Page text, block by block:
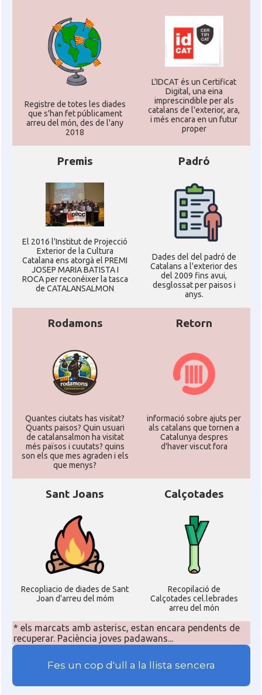
Registre de totes les diades
que s'han fet públicament
arreu del món, des de l'any
2018
L'IDCAT és un Certificat
Digital, una eina
imprescindible per als
catalans de l'exterior, ara,
i més encara en un futur
proper
Premis
El 2016 l'Institut de Projecció
Exterior de la Cultura
Catalana ens atorgà el PREMI
JOSEP MARIA BATISTA I
ROCA per reconéixer la tasca
de CATALANSALMON
Padró
Dades del del padró de
Catalans a l'exterior des
del 2009 fins avui,
desglossat per paisos i
anys.
Rodamons
Quantes ciutats has visitat?
Quants paisos? Quin usuari
de catalansalmon ha visitat
més països i cuutats? quins
son els que mes agraden i els
que menys?
Retorn
informació sobre ajuts per
als catalans que tornen a
Catalunya despres
d'haver viscut fora
Sant Joans
Recopliacio de diades de Sant
Joan d'arreu del móm
Calçotades
Recopilació de
Calçotades cel.lebrades
arreu del món
* els marcats amb asterisc, estan encara pendents de
recuperar. Paciència joves padawans...
Fes un cop d'ull a la llista sencera